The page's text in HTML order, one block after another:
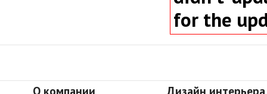
for the
О компании
Дизайн интерьера